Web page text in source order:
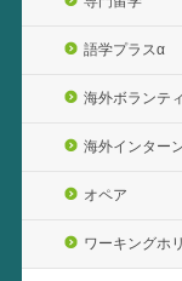
語学プラスα
海外ボランテ
海外インター
オペア
ワーキングホ